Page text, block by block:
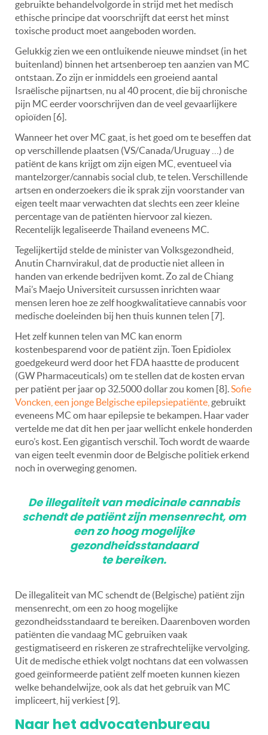
gebruikte behandelvolgorde in strijd met het medisch
ethische principe dat voorschrijft dat eerst het minst
toxische product moet aangeboden worden.
Gelukkig zien we een ontluikende nieuwe mindset (in het
buitenland) binnen het artsenberoep ten aanzien van MC
ontstaan. Zo zijn er inmiddels een groeiend aantal
Israëlische pijnartsen, nu al 40 procent, die bij chronische
pijn MC eerder voorschrijven dan de veel gevaarlijkere
opioïden [6].
Wanneer het over MC gaat, is het goed om te beseffen dat
op verschillende plaatsen (VS/Canada/Uruguay …) de
patiënt de kans krijgt om zijn eigen MC, eventueel via
mantelzorger/cannabis social club, te telen. Verschillende
artsen en onderzoekers die ik sprak zijn voorstander van
eigen teelt maar verwachten dat slechts een zeer kleine
percentage van de patiënten hiervoor zal kiezen.
Recentelijk legaliseerde Thailand eveneens MC.
Tegelijkertijd stelde de minister van Volksgezondheid,
Anutin Charnvirakul, dat de productie niet alleen in
handen van erkende bedrijven komt. Zo zal de Chiang
Mai’s Maejo Universiteit cursussen inrichten waar
mensen leren hoe ze zelf hoogkwalitatieve cannabis voor
medische doeleinden bij hen thuis kunnen telen [7].
Het zelf kunnen telen van MC kan enorm
kostenbesparend voor de patiënt zijn. Toen Epidiolex
goedgekeurd werd door het FDA haastte de producent
(GW Pharmaceuticals) om te stellen dat de kosten ervan
per patiënt per jaar op 32.5000 dollar zou komen [8].Sofie
Voncken, een jonge Belgische epilepsiepatiënte, gebruikt
eveneens MC om haar epilepsie te bekampen. Haar vader
vertelde me dat dit hen per jaar wellicht enkele honderden
euro’s kost. Een gigantisch verschil. Toch wordt de waarde
van eigen teelt evenmin door de Belgische politiek erkend
noch in overweging genomen.
De illegaliteit van medicinale cannabis
schendt de patiënt zijn mensenrecht, om
een zo hoog mogelijke
gezondheidsstandaard
te bereiken.
De illegaliteit van MC schendt de (Belgische) patiënt zijn
mensenrecht, om een zo hoog mogelijke
gezondheidsstandaard te bereiken. Daarenboven worden
patiënten die vandaag MC gebruiken vaak
gestigmatiseerd en riskeren ze strafrechtelijke vervolging.
Uit de medische ethiek volgt nochtans dat een volwassen
goed geïnformeerde patiënt zelf moeten kunnen kiezen
welke behandelwijze, ook als dat het gebruik van MC
impliceert, hij verkiest [9].
Naar het advocatenbureau